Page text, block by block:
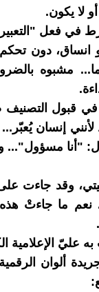
لا يكون.
في فعل
دون تحكم
مشبوه
في قبول
إنسان
مسؤول"...
وقد جاءت
ما جاءتْ هذه
الإعلامية